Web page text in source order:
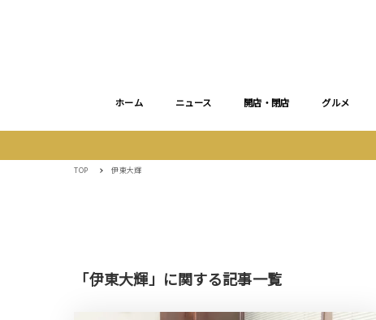
ホーム ニュース 開店・閉店 グルメ
TOP 伊東大輝
「伊東大輝」に関する記事一覧